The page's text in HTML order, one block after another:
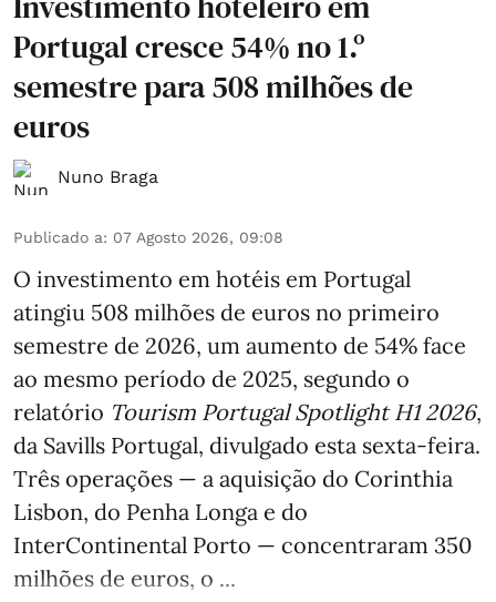
Portugal cresce 54% no 1.º
semestre para 508 milhões de
euros
Nuno Braga
Publicado a: 07 Agosto 2026, 09:08
O investimento em hotéis em Portugal
atingiu 508 milhões de euros no primeiro
semestre de 2026, um aumento de 54% face
ao mesmo período de 2025, segundo o
relatório Tourism Portugal Spotlight H1 2026,
da Savills Portugal, divulgado esta sexta-feira.
Três operações — a aquisição do Corinthia
Lisbon, do Penha Longa e do
InterContinental Porto — concentraram 350
milhões de euros, o ...